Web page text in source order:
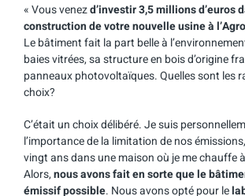
« Vous venezd’investir 3,5 millions d’euros
construction de votre nouvelle usine à
Le bâtiment fait la part belle à
baies vitrées, sa structure en bois d’origine
panneaux photovoltaïques. Quelles sont les
choix?
C’était un choix délibéré. Je suis
l’importance de la limitation de nos
vingt ans dans une maison où je me chauffe
Alors,nous avons fait en sorte que le
émissif possible. Nous avons opté pour le